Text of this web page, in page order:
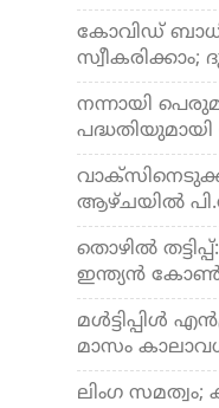
കോവിഡ്
നന്നായി
ആഴ്ചയില്‍
തൊഴില്‍
ഇന്ത്യന്‍
മള്‍ട്ടിപ്പിള്‍
മാസം
ലിംഗ